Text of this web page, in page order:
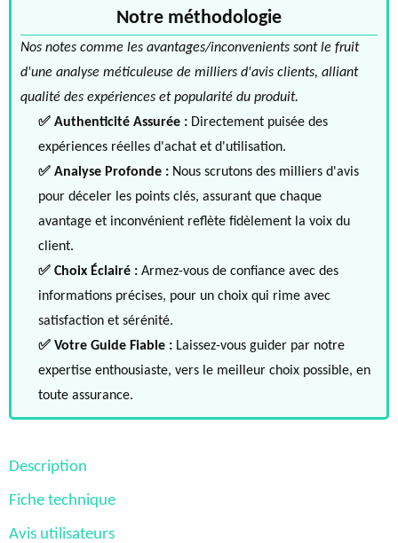
Notre méthodologie
Nos notes comme les avantages/inconvenients sont le fruit
d'une analyse méticuleuse de milliers d'avis clients, alliant
qualité des expériences et popularité du produit.
✅ Authenticité Assurée : Directement puisée des
expériences réelles d'achat et d'utilisation.
✅ Analyse Profonde : Nous scrutons des milliers d'avis
pour déceler les points clés, assurant que chaque
avantage et inconvénient reflète fidèlement la voix du
client.
✅ Choix Éclairé : Armez-vous de confiance avec des
informations précises, pour un choix qui rime avec
satisfaction et sérénité.
✅ Votre Guide Fiable : Laissez-vous guider par notre
expertise enthousiaste, vers le meilleur choix possible, en
toute assurance.
Description
Fiche technique
Avis utilisateurs